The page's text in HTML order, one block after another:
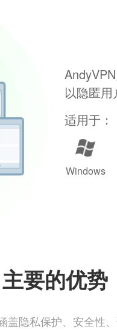
以隐匿用
适用于：
Windows
主要的优势
盖隐私保护、安全性